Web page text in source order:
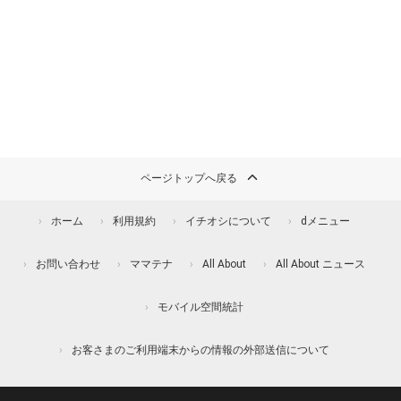
ページトップへ戻る
ホーム 利用規約 イチオシについて dメニュー
お問い合わせ ママテナ All About All About ニュース
モバイル空間統計
お客さまのご利用端末からの情報の外部送信について